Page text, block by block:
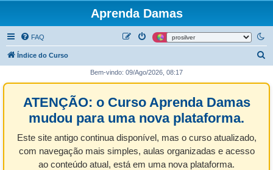
Aprenda Damas
FAQ
Índice do Curso
s
Bem-vindo: 09/Ago/2026, 08:17
ATENÇÃO: o Curso Aprenda Damas
mudou para uma nova plataforma.
Este site antigo continua disponível, mas o curso atualizado,
com navegação mais simples, aulas organizadas e acesso
ao conteúdo atual, está em uma nova plataforma.